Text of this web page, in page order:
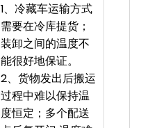
1、冷藏车运输方式
需要在冷库提货；
装卸之间的温度不
能很好地保证。
2、货物发出后搬运
过程中难以保持温
度恒定；多个配送